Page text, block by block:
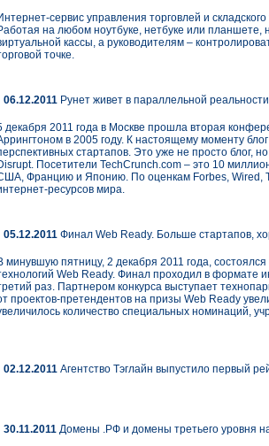
сервис управления торговлей и
на любом ноутбуке, нетбуке или
кассы, а руководителям –
точке.
06.12.2011 Рунет живет в параллельной реальности
декабря 2011 года в Москве прошла вторая
в 2005 году. К настоящему моменту
стартапов. Это уже не просто блог,
Посетители TechCrunch.com – это 10
Францию и Японию. По оценкам Forbes, Wired,
ресурсов мира.
05.12.2011 Финал Web Ready. Больше стартапов,
минувшую пятницу, 2 декабря 2011 года,
Web Ready. Финал проходил в формате
раз. Партнером конкурса выступает
проектов-претендентов на призы Web Ready
количество специальных номинаций,
02.12.2011 Агентство Тэглайн выпустило первый
30.11.2011 Домены .РФ и домены третьего уровня